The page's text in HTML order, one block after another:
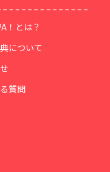
！とは？
について
質問